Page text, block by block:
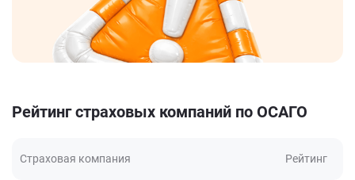
Рейтинг страховых компаний по ОСАГО
Страховая компания Рейтинг